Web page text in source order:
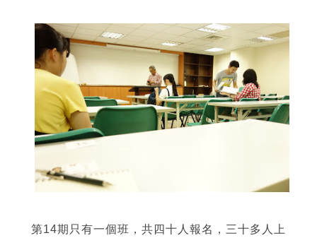
第14期只有一個班，共四十人報名，三十多人上